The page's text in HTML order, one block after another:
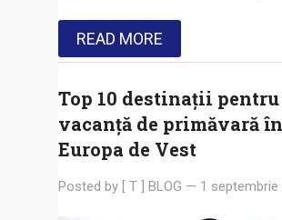
READ MORE
Top 10 destinații pentru
vacanță de primăvară în
Europa de Vest
Posted by [ T ] BLOG — 1 septembrie